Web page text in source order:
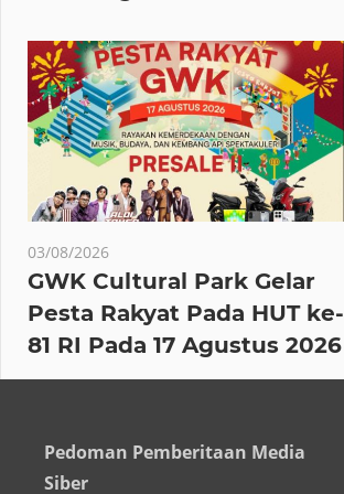
03/08/2026
GWK Cultural Park Gelar
Pesta Rakyat Pada HUT ke-
81 RI Pada 17 Agustus 2026
Pedoman Pemberitaan Media
Siber